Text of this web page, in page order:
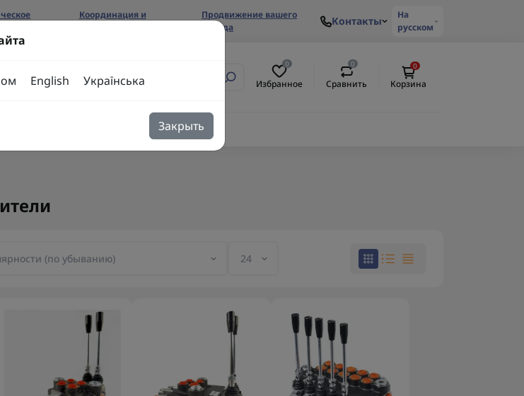
Координация и
Продвижение вашего
бренда
Контакты
На
русском
0
Избранное
0
Сравнить
0
Корзина
English Українська
Закрыть